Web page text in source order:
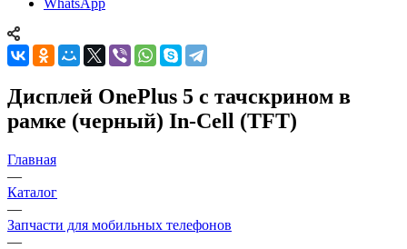
Дисплей OnePlus 5 с тачскрином в
рамке (черный) In-Cell (TFT)
—
Каталог
—
—
Запчасти для смартфонов OnePlus
—
Дисплеи для OnePlus
—Дисплей OnePlus 5 с тачскрином в рамке (черный) In-Cell
(TFT)